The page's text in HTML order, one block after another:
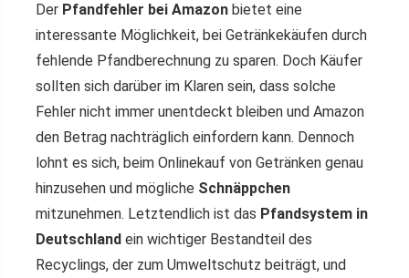
Der Pfandfehler bei Amazon bietet eine
interessante Möglichkeit, bei Getränkekäufen durch
fehlende Pfandberechnung zu sparen. Doch Käufer
sollten sich darüber im Klaren sein, dass solche
Fehler nicht immer unentdeckt bleiben und Amazon
den Betrag nachträglich einfordern kann. Dennoch
lohnt es sich, beim Onlinekauf von Getränken genau
hinzusehen und mögliche Schnäppchen
mitzunehmen. Letztendlich ist das Pfandsystem in
Deutschland ein wichtiger Bestandteil des
Recyclings, der zum Umweltschutz beiträgt, und